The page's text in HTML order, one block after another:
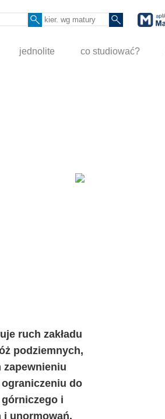
jednolite co studiować?
ruch zakładu
podziemnych,
zapewnieniu
do
i
i unormowań.